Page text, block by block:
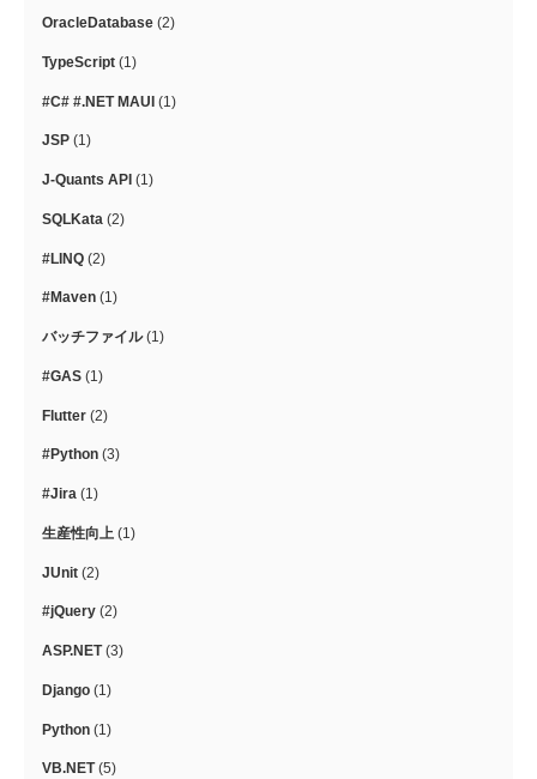
OracleDatabase (2)
TypeScript (1)
#C# #.NET MAUI (1)
JSP (1)
J-Quants API (1)
SQLKata (2)
#LINQ (2)
#Maven (1)
バッチファイル(1)
#GAS (1)
Flutter (2)
#Python (3)
#Jira (1)
生産性向上 (1)
JUnit (2)
#jQuery (2)
ASP.NET(3)
Django (1)
Python (1)
VB.NET(5)